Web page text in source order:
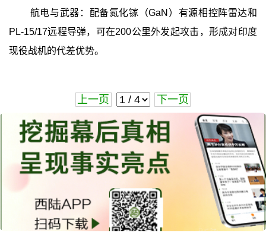
航电与武器：配备氮化镓（GaN）有源相控阵雷达和
PL-15/17远程导弹，可在200公里外发起攻击，形成对印度
现役战机的代差优势。
上一页 下一页